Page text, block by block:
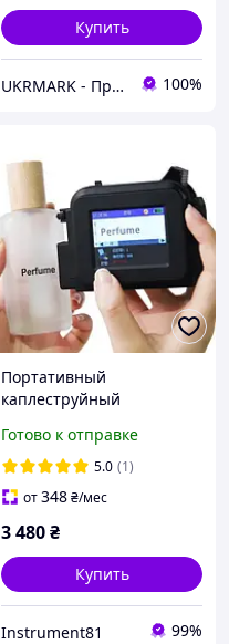
Купить
UKRMARK - Принтеры этикеток и наклеек, сканеры штрих-кодов. Все для маркировки 100%
Портативный
каплеструйный
сольвентный ручной
принтер для маркировки
продукции и упаковки.
Готово к отправке
5.0 (1)
от348₴/мес
3 480₴
Купить
Instrument81 99%